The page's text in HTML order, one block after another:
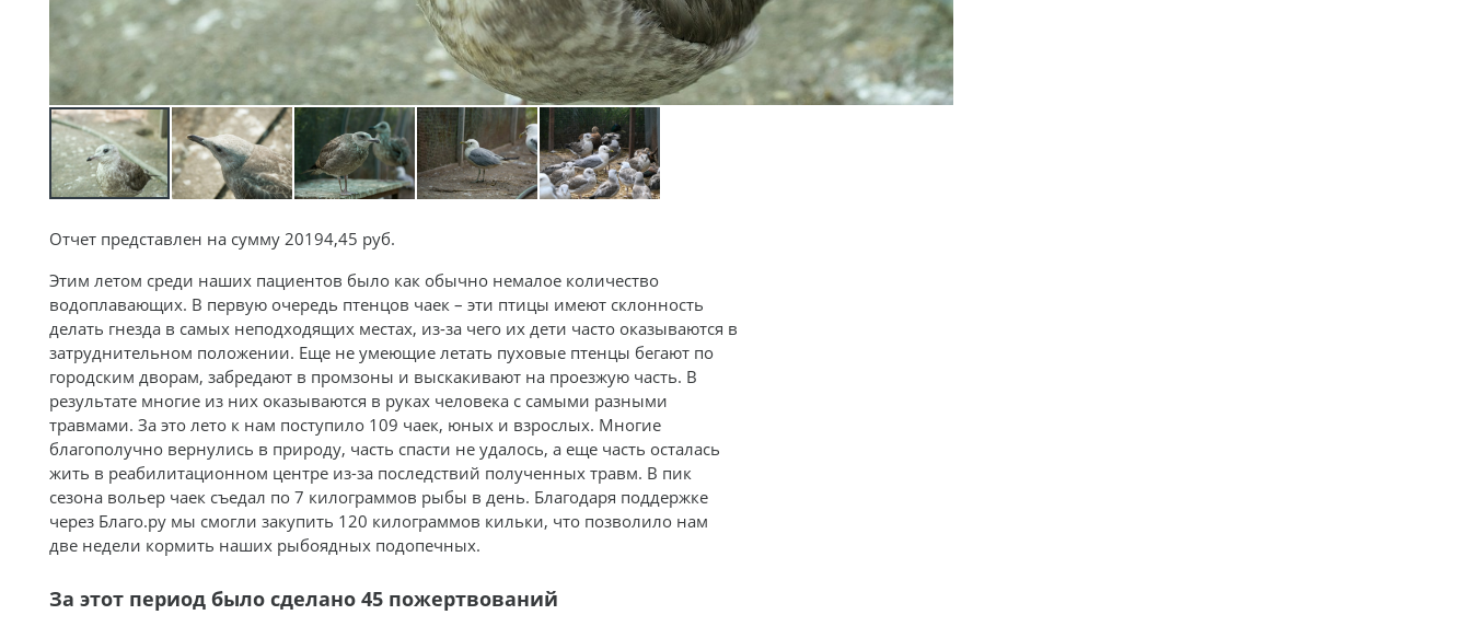
Отчет представлен на сумму 20194,45 руб.
Этим летом среди наших пациентов было как обычно немалое количество
водоплавающих. В первую очередь птенцов чаек – эти птицы имеют склонность
делать гнезда в самых неподходящих местах, из-за чего их дети часто оказываются в
затруднительном положении. Еще не умеющие летать пуховые птенцы бегают по
городским дворам, забредают в промзоны и выскакивают на проезжую часть. В
результате многие из них оказываются в руках человека с самыми разными
травмами. За это лето к нам поступило 109 чаек, юных и взрослых. Многие
благополучно вернулись в природу, часть спасти не удалось, а еще часть осталась
жить в реабилитационном центре из-за последствий полученных травм. В пик
сезона вольер чаек съедал по 7 килограммов рыбы в день. Благодаря поддержке
через Благо.ру мы смогли закупить 120 килограммов кильки, что позволило нам
две недели кормить наших рыбоядных подопечных.
За этот период было сделано 45 пожертвований